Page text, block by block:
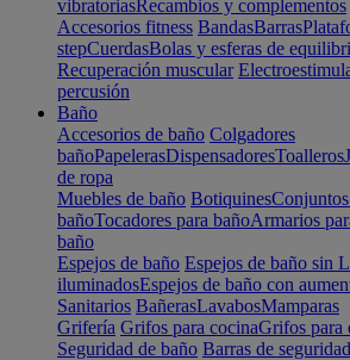
vibratoriasRecambios y complementos
Accesorios fitness BandasBarras
stepCuerdasBolas y esferas de
Recuperación muscular
percusión
Baño
Accesorios de baño Colgadores
bañoPapelerasDispensadoresToalleros
de ropa
Muebles de baño Botiquines
bañoTocadores para bañoArmarios
baño
Espejos de baño Espejos de baño sin
iluminadosEspejos de baño con
Sanitarios BañerasLavabosMamparas
Grifería Grifos para cocinaGrifos para
Seguridad de baño Barras de